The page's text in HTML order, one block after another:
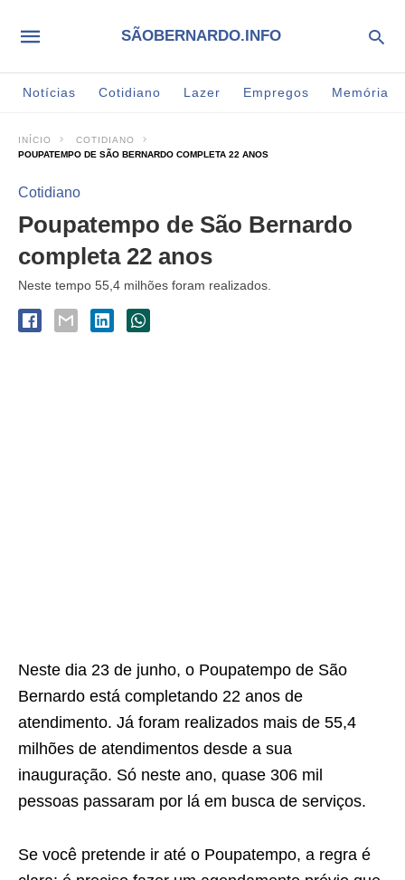
SÃOBERNARDO.INFO
Notícias Cotidiano Lazer Empregos Memória
INÍCIO
COTIDIANO
POUPATEMPO DE SÃO BERNARDO COMPLETA 22 ANOS
Cotidiano
Poupatempo de São Bernardo
completa 22 anos
Neste tempo 55,4 milhões foram realizados.
Neste dia 23 de junho, o Poupatempo de São
Bernardo está completando 22 anos de
atendimento. Já foram realizados mais de 55,4
milhões de atendimentos desde a sua
inauguração. Só neste ano, quase 306 mil
pessoas passaram por lá em busca de serviços.
Se você pretende ir até o Poupatempo, a regra é